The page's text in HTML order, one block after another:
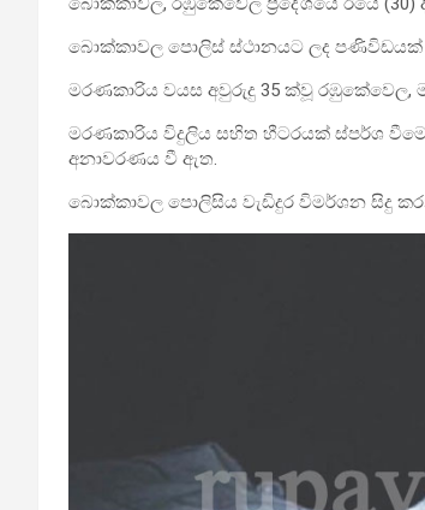
බොක්කාවල පොලිස් ස්ථානයට ලද
මරණකාරිය වයස අවුරුදු 35 ක්වූ රඹුකේවෙල,
මරණකාරිය විදුලිය සහිත හීටරයක් ස්පර්ශ
අනාවරණය වී ඇත.
බොක්කාවල පොලිසිය වැඩිදුර විමර්ශන සිදු